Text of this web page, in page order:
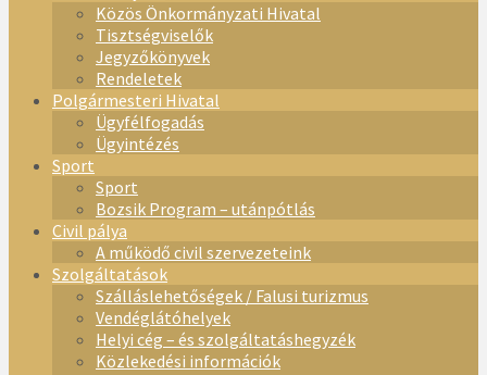
Közös Önkormányzati Hivatal
Tisztségviselők
Jegyzőkönyvek
Rendeletek
Polgármesteri Hivatal
Ügyfélfogadás
Ügyintézés
Sport
Sport
Bozsik Program – utánpótlás
Civil pálya
A működő civil szervezeteink
Szolgáltatások
Szálláslehetőségek / Falusi turizmus
Vendéglátóhelyek
Helyi cég – és szolgáltatáshegyzék
Közlekedési információk